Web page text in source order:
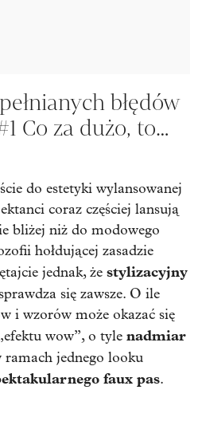
błędów
Co za dużo, to…
do estetyki wylansowanej
coraz częściej lansują
bliżej niż do modowego
hołdującej zasadzie
jednak, że stylizacyjny
się zawsze. O ile
i wzorów może okazać się
wow”, o tyle nadmiar
ramach jednego looku
faux pas.